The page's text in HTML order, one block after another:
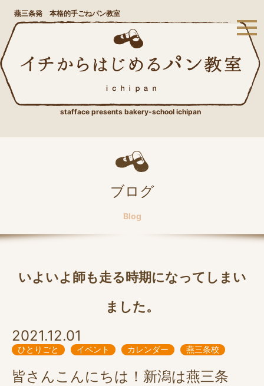
燕三条発 本格的手ごねパン教室
stafface presents bakery-school ichipan
ブログ
Blog
いよいよ師も走る時期になってしまい
ました。
2021.12.01
ひとりごと イベント カレンダー 燕三条校
皆さんこんにちは！新潟は燕三条